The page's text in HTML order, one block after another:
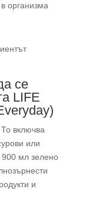
организма
се
LIFE
включва
или
мл зелено
и